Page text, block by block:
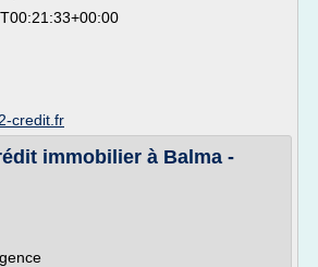
credit.fr
immobilier à Balma -